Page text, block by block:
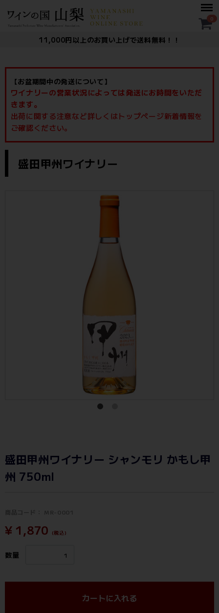
0
11,000円以上のお買い上げで送料無料！！
Menu
【お盆期間中の発送について】
ワイナリーの営業状況によっては発送にお時間をいただ
きます。
出荷に関する注意など詳しくはトップページ新着情報を
ご確認ください。
盛田甲州ワイナリー
盛田甲州ワイナリー シャンモリ かもし甲
州 750ml
¥ 1,870 (税込)
数量
カートに入れる